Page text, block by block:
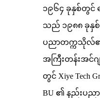
၁၉၆၄ ခုနှစ်တွင် မွ
သည် ၁၉၈၈ ခုနှ
ပညာတက္ကသိုလ်၏
အကြီးတန်းအင်ဂ
တွင် Xiye Tech
BU ၏ နည်းပည